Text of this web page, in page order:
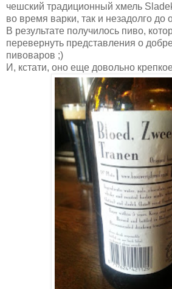
чешский традиционный хмель
во время варки, так и незадолго до
В результате получилось пиво,
перевернуть представления о
пивоваров ;)
И, кстати, оно еще довольно